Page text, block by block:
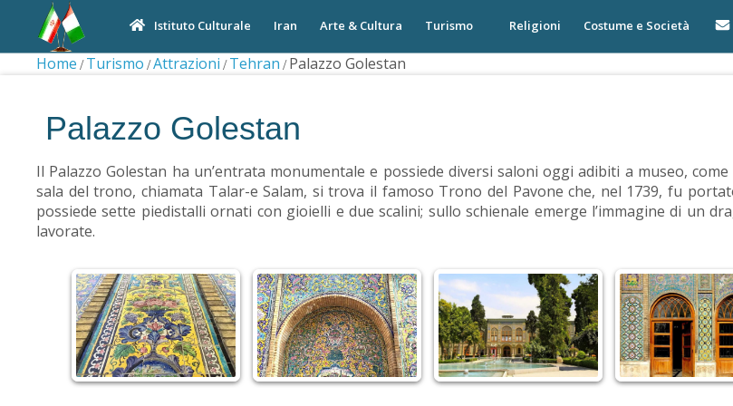
Istituto Culturale Iran Arte & Cultura Turismo Religioni Costume e Società
Home Turismo Attrazioni Tehran Palazzo Golestan
Palazzo Golestan
Il Palazzo Golestan ha un’entrata monumentale e possiede diversi saloni oggi adibiti a museo,
sala del trono, chiamata Talar-e Salam, si trova il famoso Trono del Pavone che, nel 1739, fu
possiede sette piedistalli ornati con gioielli e due scalini; sullo schienale emerge l’immagine di un
lavorate.